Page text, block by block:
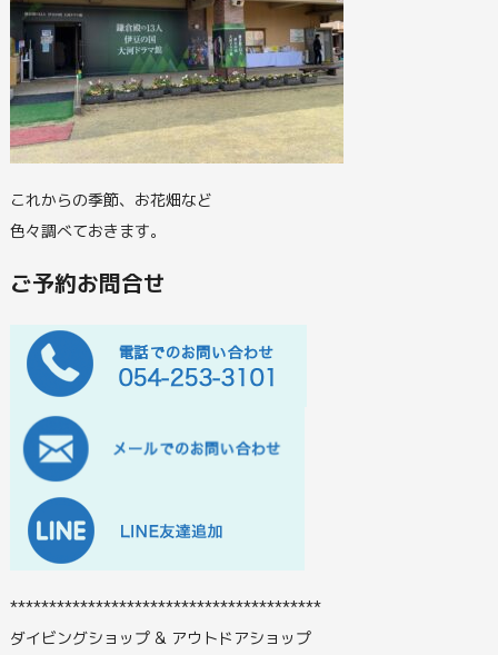
これからの季節、お花畑など
色々調べておきます。
ご予約お問合せ
****************************************
ダイビングショップ & アウトドアショップ